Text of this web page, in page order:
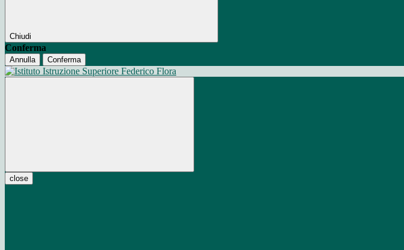
Chiudi
Conferma
Annulla Conferma
close